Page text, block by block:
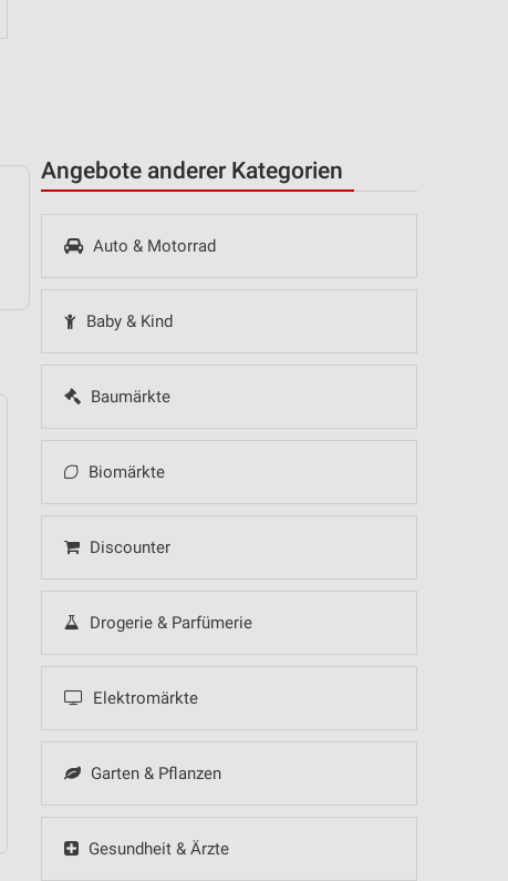
Angebote anderer Kategorien
Auto & Motorrad
Baby & Kind
Baumärkte
Biomärkte
Discounter
Drogerie & Parfümerie
Elektromärkte
Garten & Pflanzen
Gesundheit & Ärzte